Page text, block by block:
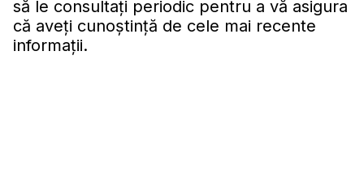
să le consultaţi periodic pentru a vă asigura
că aveţi cunoştinţă de cele mai recente
informaţii.